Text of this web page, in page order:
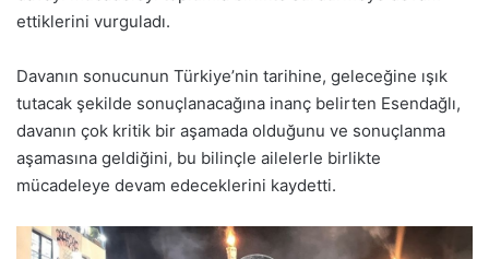
ettiklerini vurguladı.
Davanın sonucunun Türkiye’nin tarihine, geleceğine ışık
tutacak şekilde sonuçlanacağına inanç belirten Esendağlı,
davanın çok kritik bir aşamada olduğunu ve sonuçlanma
aşamasına geldiğini, bu bilinçle ailelerle birlikte
mücadeleye devam edeceklerini kaydetti.